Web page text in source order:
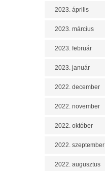
2023. április
2023. március
2023. február
2023. január
2022. december
2022. november
2022. október
2022. szeptember
2022. augusztus